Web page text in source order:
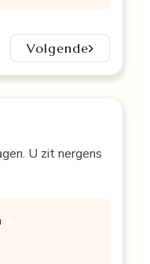
Volgende
U zit nergens